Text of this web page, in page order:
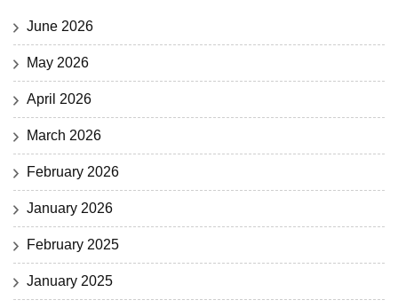
June 2026
May 2026
April 2026
March 2026
February 2026
January 2026
February 2025
January 2025